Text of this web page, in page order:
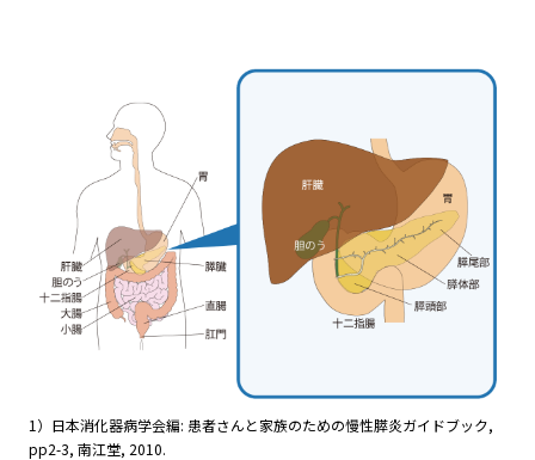
1）日本消化器病学会編: 患者さんと家族のための慢性膵炎ガイドブック,
pp2-3, 南江堂, 2010.